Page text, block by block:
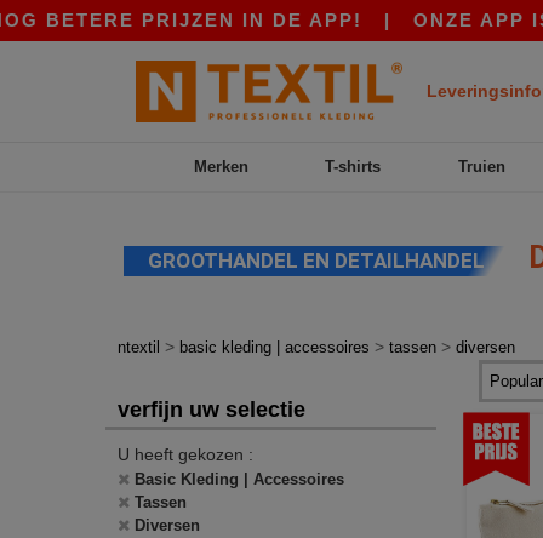
PRIJZEN IN DE APP!|ONZE APP IS LIVE!
Merken T-shirts Truien
GROOTHANDEL EN DETAILHANDEL
ntextil > basic kleding | accessoires > tassen > diversen
verfijn uw selectie
U heeft gekozen :
Basic Kleding | Accessoires
Tassen
Diversen